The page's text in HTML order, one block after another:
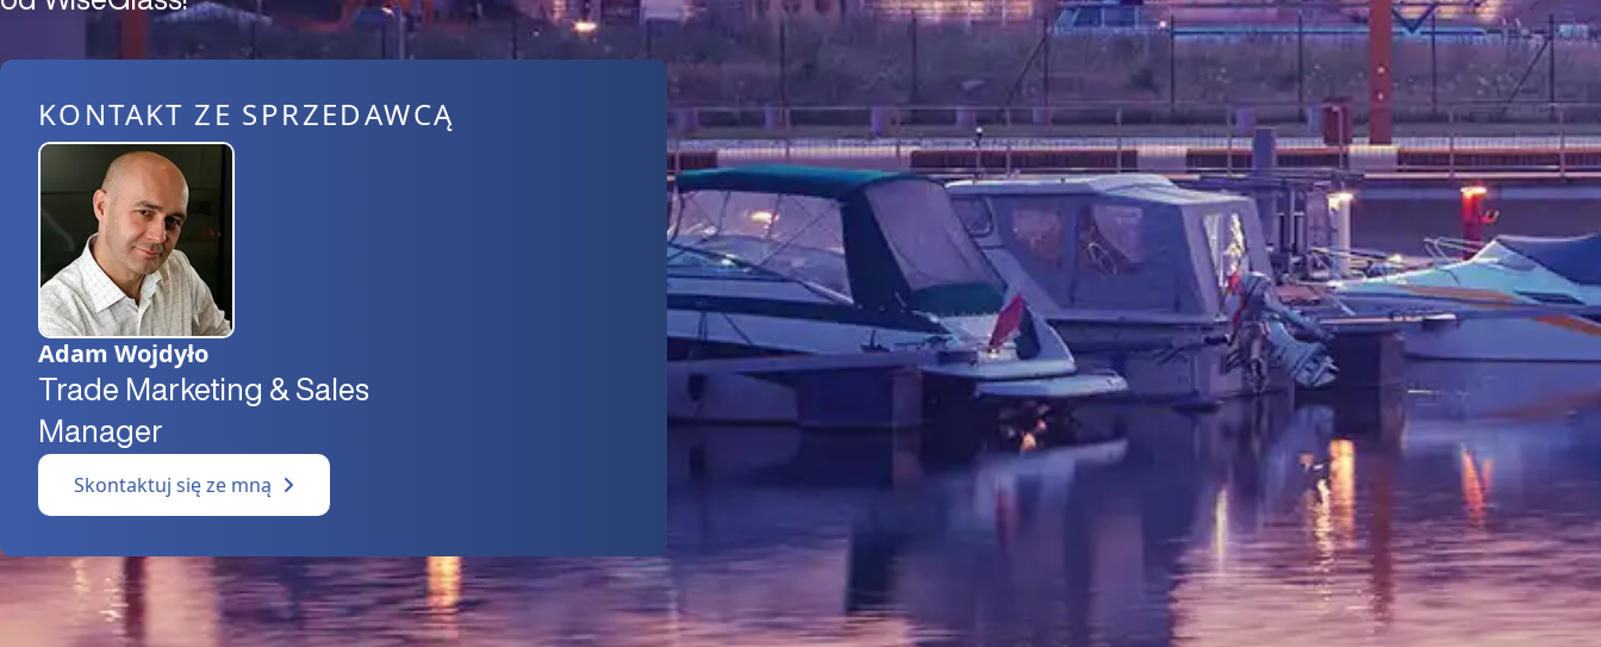
KONTAKT ZE SPRZEDAWCĄ
Adam Wojdyło
Trade Marketing & Sales
Manager
Skontaktuj się ze mną